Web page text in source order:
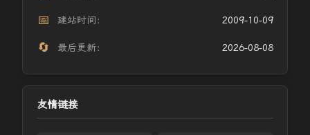
📅 建站时间： 2009-10-09
🔄 最后更新： 2026-08-08
友情链接